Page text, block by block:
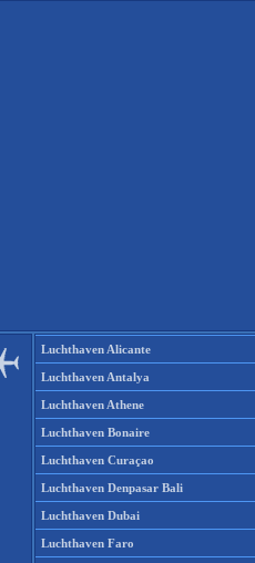
Luchthaven Alicante
Luchthaven Antalya
Luchthaven Athene
Luchthaven Bonaire
Luchthaven Curaçao
Luchthaven Denpasar Bali
Luchthaven Dubai
Luchthaven Faro